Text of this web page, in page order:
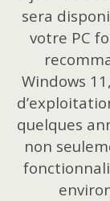
sera
votre PC
Windows
quelques
non